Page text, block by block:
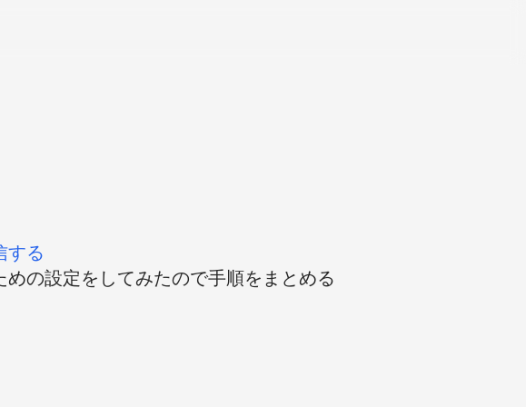
する
の設定をしてみたので手順をまとめる